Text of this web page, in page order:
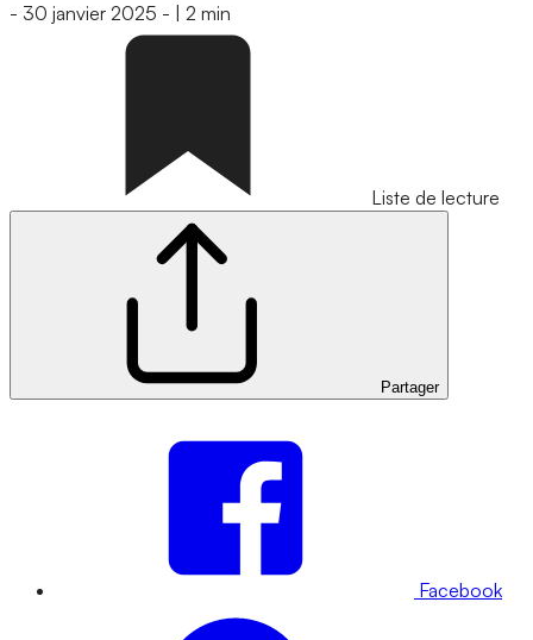
- 30 janvier 2025 - 2 min
Liste de lecture
Partager
Facebook